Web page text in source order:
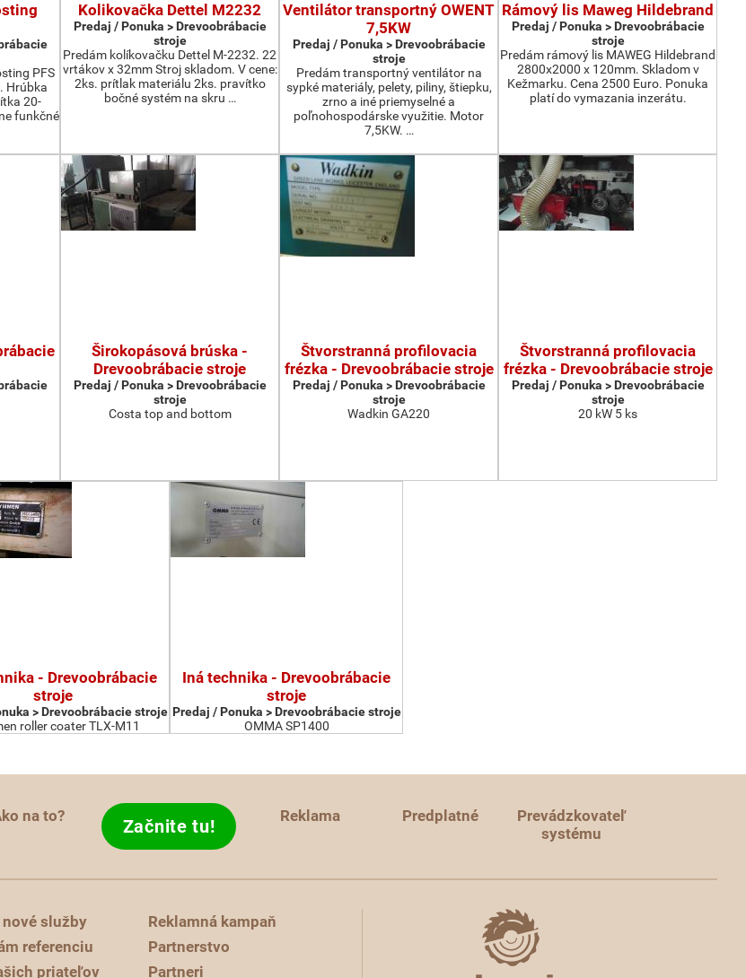
PFS
Hrúbka
20-
funkčné
Kolikovačka Dettel M2232
Predaj / Ponuka > Drevoobrábacie
stroje
Predám kolíkovačku Dettel M-2232. 22
vrtákov x 32mm Stroj skladom. V cene:
2ks. prítlak materiálu 2ks. pravítko
bočné systém na skru …
Ventilátor transportný OWENT
7,5KW
Predaj / Ponuka > Drevoobrábacie
stroje
Predám transportný ventilátor na
sypké materiály, pelety, piliny, štiepku,
zrno a iné priemyselné a
poľnohospodárske využitie. Motor
7,5KW. …
Rámový lis Maweg Hildebrand
Predaj / Ponuka > Drevoobrábacie
stroje
Predám rámový lis MAWEG Hildebrand
2800x2000 x 120mm. Skladom v
Kežmarku. Cena 2500 Euro. Ponuka
platí do vymazania inzerátu.
Širokopásová brúska -
Drevoobrábacie stroje
Predaj / Ponuka > Drevoobrábacie
stroje
Costa top and bottom
Štvorstranná profilovacia
frézka - Drevoobrábacie stroje
Predaj / Ponuka > Drevoobrábacie
stroje
Wadkin GA220
Štvorstranná profilovacia
frézka - Drevoobrábacie stroje
Predaj / Ponuka > Drevoobrábacie
stroje
20 kW 5 ks
- Drevoobrábacie
stroje
> Drevoobrábacie stroje
roller coater TLX-M11
Iná technika - Drevoobrábacie
stroje
Predaj / Ponuka > Drevoobrábacie stroje
OMMA SP1400
na to? Začnite tu! Reklama Predplatné
Prevádzkovateľ
systému
služby
referenciu
priateľov
Reklamná kampaň
Partnerstvo
Partneri